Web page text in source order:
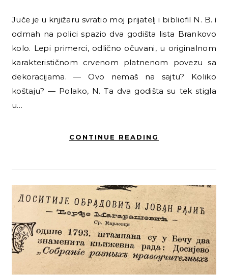
Juče je u knjižaru svratio moj prijatelj i bibliofil N. B. i
odmah na polici spazio dva godišta lista Brankovo
kolo. Lepi primerci, odlično očuvani, u originalnom
karakterističnom crvenom platnenom povezu sa
dekoracijama. — Ovo nemaš na sajtu? Koliko
koštaju? — Polako, N. Ta dva godišta su tek stigla
u…
CONTINUE READING